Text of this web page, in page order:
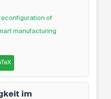
of
manufacturing
im